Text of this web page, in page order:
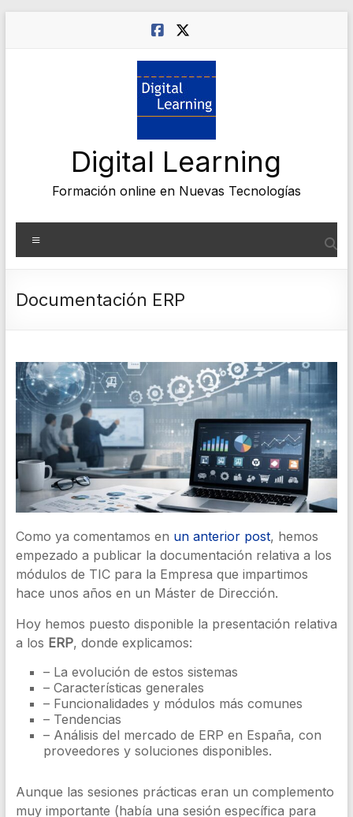
Digital Learning
Formación online en Nuevas Tecnologías
Documentación ERP
Como ya comentamos en un anterior post, hemos
empezado a publicar la documentación relativa a los
módulos de TIC para la Empresa que impartimos
hace unos años en un Máster de Dirección.
Hoy hemos puesto disponible la presentación relativa
a los ERP, donde explicamos:
– La evolución de estos sistemas
– Características generales
– Funcionalidades y módulos más comunes
– Tendencias
– Análisis del mercado de ERP en España, con
proveedores y soluciones disponibles.
Aunque las sesiones prácticas eran un complemento
muy importante (había una sesión específica para